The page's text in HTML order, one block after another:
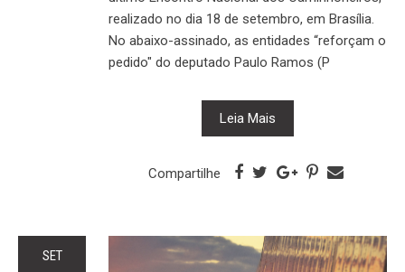
realizado no dia 18 de setembro, em Brasília.
No abaixo-assinado, as entidades “reforçam o
pedido" do deputado Paulo Ramos (P
Leia Mais
Compartilhe
SET